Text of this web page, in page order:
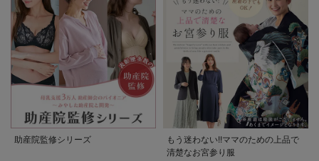
助産院監修シリーズ
もう迷わない!!ママのための上品で
清楚なお宮参り服